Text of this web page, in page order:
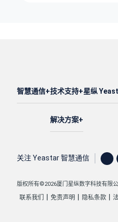
智慧通信 技术支持
解决方案
星纵
关注 Yeastar 智慧通信
版权所有©2026厦门星纵数字科技有限公
联系我们 免责声明 隐私条款